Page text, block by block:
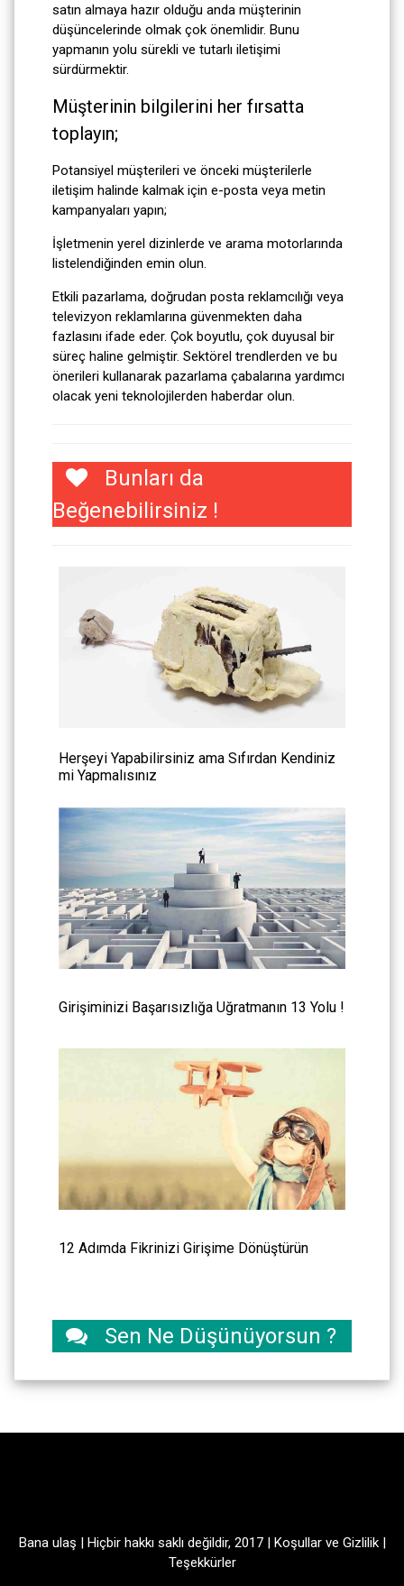
satın almaya hazır olduğu anda müşterinin
düşüncelerinde olmak çok önemlidir. Bunu
yapmanın yolu sürekli ve tutarlı iletişimi
sürdürmektir.
Müşterinin bilgilerini her fırsatta
toplayın;
Potansiyel müşterileri ve önceki müşterilerle
iletişim halinde kalmak için e-posta veya metin
kampanyaları yapın;
İşletmenin yerel dizinlerde ve arama motorlarında
listelendiğinden emin olun.
Etkili pazarlama, doğrudan posta reklamcılığı veya
televizyon reklamlarına güvenmekten daha
fazlasını ifade eder. Çok boyutlu, çok duyusal bir
süreç haline gelmiştir. Sektörel trendlerden ve bu
önerileri kullanarak pazarlama çabalarına yardımcı
olacak yeni teknolojilerden haberdar olun.
Bunları da
Beğenebilirsiniz !
Herşeyi Yapabilirsiniz ama Sıfırdan Kendiniz
mi Yapmalısınız
Girişiminizi Başarısızlığa Uğratmanın 13 Yolu !
12 Adımda Fikrinizi Girişime Dönüştürün
Sen Ne Düşünüyorsun ?
Bana ulaş | Hiçbir hakkı saklı değildir, 2017 | Koşullarve Gizlilik|
Teşekkürler